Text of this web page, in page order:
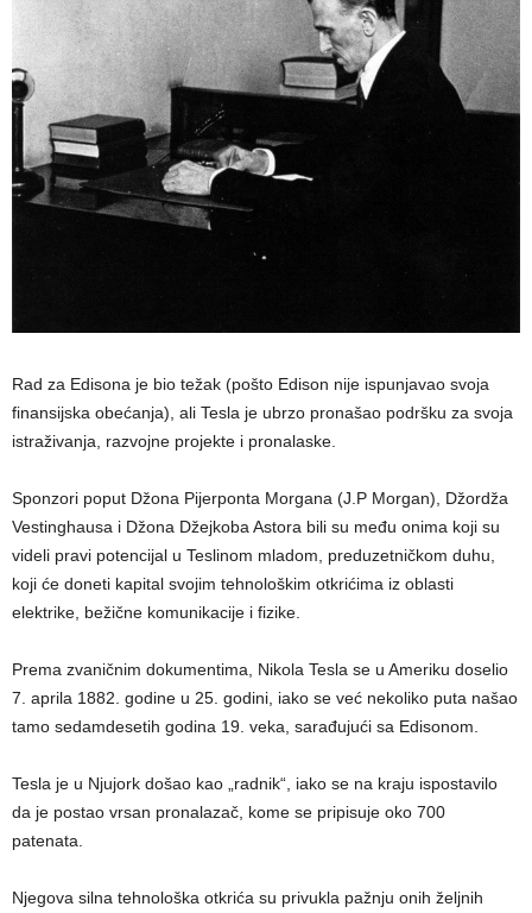
Rad za Edisona je bio težak (pošto Edison nije ispunjavao svoja
finansijska obećanja), ali Tesla je ubrzo pronašao podršku za svoja
istraživanja, razvojne projekte i pronalaske.
Sponzori poput Džona Pijerponta Morgana (J.P Morgan), Džordža
Vestinghausa i Džona Džejkoba Astora bili su među onima koji su
videli pravi potencijal u Teslinom mladom, preduzetničkom duhu,
koji će doneti kapital svojim tehnološkim otkrićima iz oblasti
elektrike, bežične komunikacije i fizike.
Prema zvaničnim dokumentima, Nikola Tesla se u Ameriku doselio
7. aprila 1882. godine u 25. godini, iako se već nekoliko puta našao
tamo sedamdesetih godina 19. veka, sarađujući sa Edisonom.
Tesla je u Njujork došao kao „radnik“, iako se na kraju ispostavilo
da je postao vrsan pronalazač, kome se pripisuje oko 700
patenata.
Njegova silna tehnološka otkrića su privukla pažnju onih željnih